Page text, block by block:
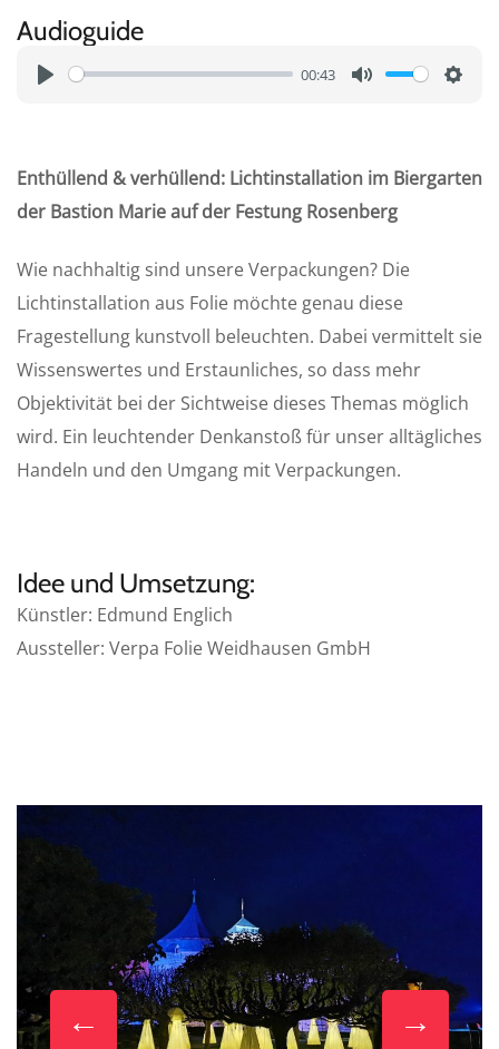
Audioguide
y
00:43
e
t
Enthüllend & verhüllend: Lichtinstallation im Biergarten
der Bastion Marie auf der Festung Rosenberg
Wie nachhaltig sind unsere Verpackungen? Die
Lichtinstallation aus Folie möchte genau diese
Fragestellung kunstvoll beleuchten. Dabei vermittelt sie
Wissenswertes und Erstaunliches, so dass mehr
Objektivität bei der Sichtweise dieses Themas möglich
wird. Ein leuchtender Denkanstoß für unser alltägliches
Handeln und den Umgang mit Verpackungen.
Idee und Umsetzung:
Künstler: Edmund Englich
Aussteller: Verpa Folie Weidhausen GmbH